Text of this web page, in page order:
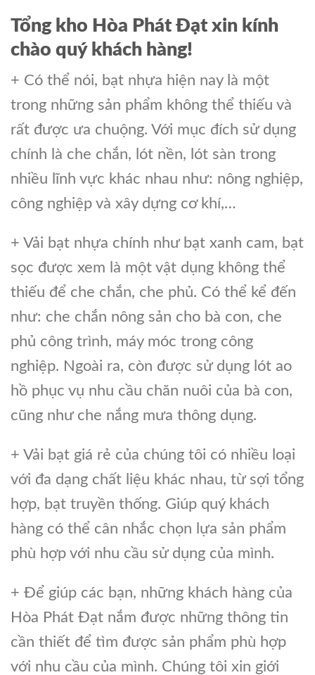
Tổng kho Hòa Phát Đạt xin kính
chào quý khách hàng!
+ Có thể nói, bạt nhựa hiện nay là một
trong những sản phẩm không thể thiếu và
rất được ưa chuộng. Với mục đích sử dụng
chính là che chắn, lót nền, lót sàn trong
nhiều lĩnh vực khác nhau như: nông nghiệp,
công nghiệp và xây dựng cơ khí,…
+ Vải bạt nhựa chính như bạt xanh cam, bạt
sọc được xem là một vật dụng không thể
thiếu để che chắn, che phủ. Có thể kể đến
như: che chắn nông sản cho bà con, che
phủ công trình, máy móc trong công
nghiệp. Ngoài ra, còn được sử dụng lót ao
hồ phục vụ nhu cầu chăn nuôi của bà con,
cũng như che nắng mưa thông dụng.
+ Vải bạt giá rẻ của chúng tôi có nhiều loại
với đa dạng chất liệu khác nhau, từ sợi tổng
hợp, bạt truyền thống. Giúp quý khách
hàng có thể cân nhắc chọn lựa sản phẩm
phù hợp với nhu cầu sử dụng của mình.
+ Để giúp các bạn, những khách hàng của
Hòa Phát Đạt nắm được những thông tin
cần thiết để tìm được sản phẩm phù hợp
với nhu cầu của mình. Chúng tôi xin giới